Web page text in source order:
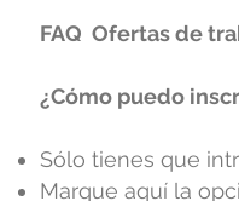
FAQ Ofertas de
¿Cómo puedo
Sólo tienes que
Marque aquí la